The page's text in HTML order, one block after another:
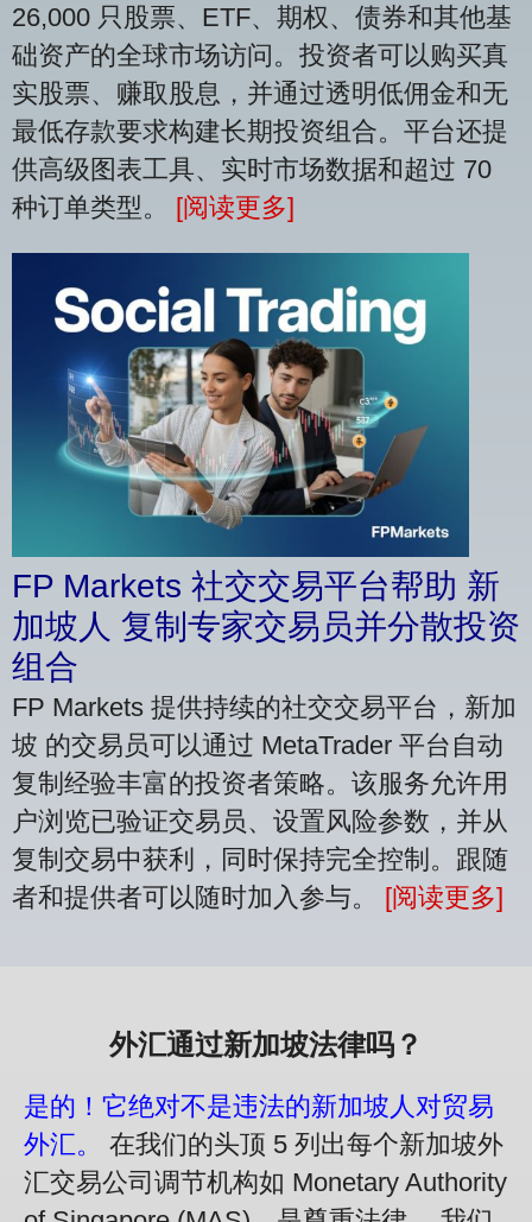
26,000 只股票、ETF、期权、债券和其他基
础资产的全球市场访问。投资者可以购买真
实股票、赚取股息，并通过透明低佣金和无
最低存款要求构建长期投资组合。平台还提
供高级图表工具、实时市场数据和超过 70
种订单类型。 [阅读更多]
FP Markets 社交交易平台帮助 新
加坡人 复制专家交易员并分散投资
组合
FP Markets 提供持续的社交交易平台，新加
坡 的交易员可以通过 MetaTrader 平台自动
复制经验丰富的投资者策略。该服务允许用
户浏览已验证交易员、设置风险参数，并从
复制交易中获利，同时保持完全控制。跟随
者和提供者可以随时加入参与。
[阅读更多]
外汇通过新加坡法律吗？
是的！它绝对不是违法的新加坡人对贸易
外汇。
在我们的头顶 5 列出每个新加坡外
汇交易公司调节机构如 Monetary Authority